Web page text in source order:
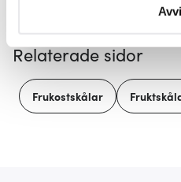
Du kan ändra eller dra
Vi använder cookies för att
ska anpassas efter det som
gör också att vi kan
Relaterade sidor
Frukostskålar